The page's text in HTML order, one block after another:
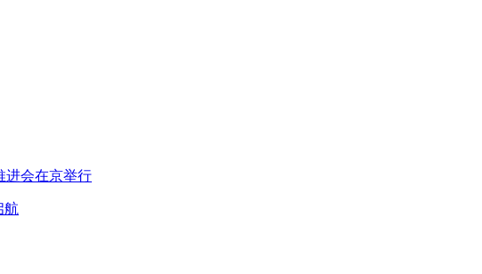
进会在京举行
航